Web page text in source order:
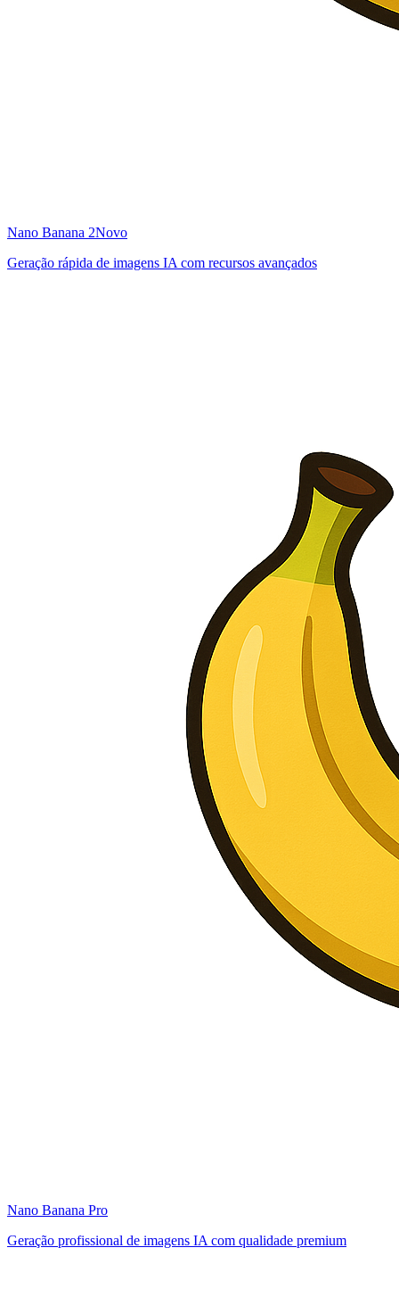
Nano Banana 2Novo
Geração rápida de imagens IA com recursos avançados
Nano Banana Pro
Geração profissional de imagens IA com qualidade premium